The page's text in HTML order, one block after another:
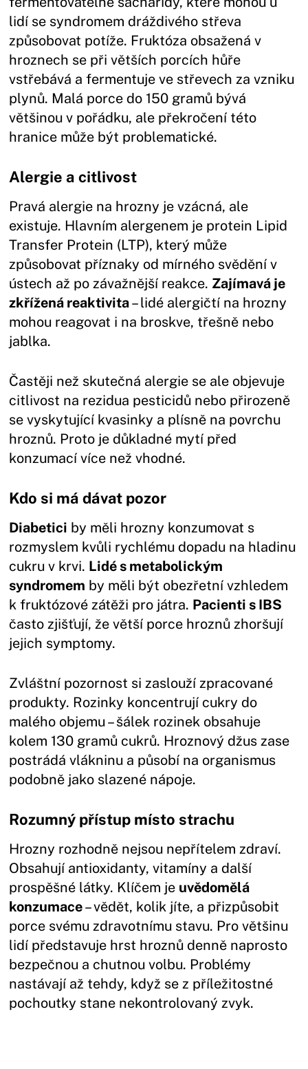
lidí se syndromem dráždivého střeva
způsobovat potíže. Fruktóza obsažená v
hroznech se při větších porcích hůře
vstřebává a fermentuje ve střevech za vzniku
plynů. Malá porce do 150 gramů bývá
většinou v pořádku, ale překročení této
hranice může být problematické.
Alergie a citlivost
Pravá alergie na hrozny je vzácná, ale
existuje. Hlavním alergenem je protein Lipid
Transfer Protein (LTP), který může
způsobovat příznaky od mírného svědění v
ústech až po závažnější reakce. Zajímavá je
zkřížená reaktivita– lidé alergičtí na hrozny
mohou reagovat i na broskve, třešně nebo
jablka.
Častěji než skutečná alergie se ale objevuje
citlivost na rezidua pesticidů nebo přirozeně
se vyskytující kvasinky a plísně na povrchu
hroznů. Proto je důkladné mytí před
konzumací více než vhodné.
Kdo si má dávat pozor
Diabetici by měli hrozny konzumovat s
rozmyslem kvůli rychlému dopadu na hladinu
cukru v krvi. Lidé s metabolickým
syndromem by měli být obezřetní vzhledem
k fruktózové zátěži pro játra. Pacienti s IBS
často zjišťují, že větší porce hroznů zhoršují
jejich symptomy.
Zvláštní pozornost si zaslouží zpracované
produkty. Rozinky koncentrují cukry do
malého objemu – šálek rozinek obsahuje
kolem 130 gramů cukrů. Hroznový džus zase
postrádá vlákninu a působí na organismus
podobně jako slazené nápoje.
Rozumný přístup místo strachu
Hrozny rozhodně nejsou nepřítelem zdraví.
Obsahují antioxidanty, vitamíny a další
prospěšné látky. Klíčem je uvědomělá
konzumace– vědět, kolik jíte, a přizpůsobit
porce svému zdravotnímu stavu. Pro většinu
lidí představuje hrst hroznů denně naprosto
bezpečnou a chutnou volbu. Problémy
nastávají až tehdy, když se z příležitostné
pochoutky stane nekontrolovaný zvyk.